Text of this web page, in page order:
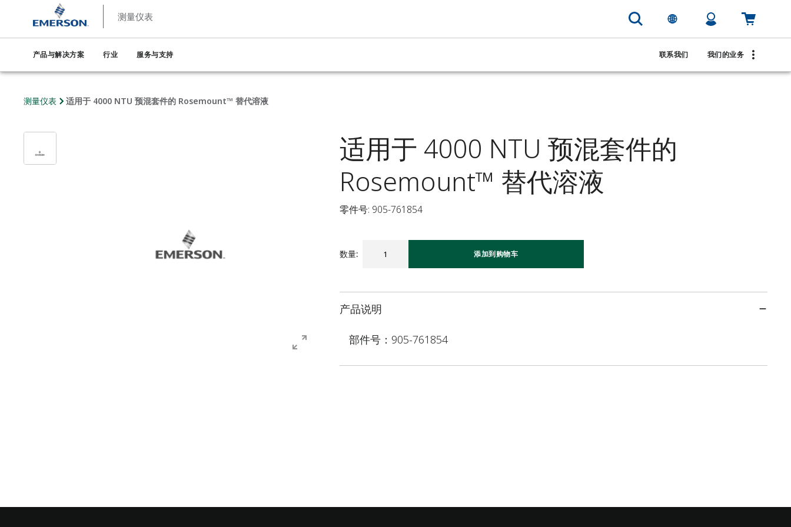
测量仪表
产品与解决方案 行业 服务与支持 联系我们 我们的业务
测量仪表 适用于 4000 NTU 预混套件的 Rosemount™ 替代溶液
适用于 4000 NTU 预混套件的
Rosemount™ 替代溶液
零件号: 905-761854
数量: 添加到购物车
产品说明
部件号：905-761854